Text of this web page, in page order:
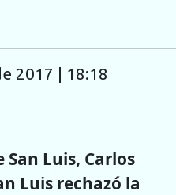
2017 | 18:18
Luis, Carlos
Luis rechazó la